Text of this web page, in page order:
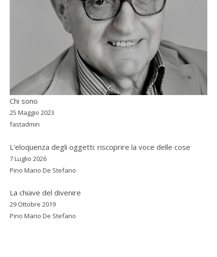
Chi sono
25 Maggio 2023
fastadmin
L'eloquenza degli oggetti: riscoprire la voce delle cose
7 Luglio 2026
Pino Mario De Stefano
La chiave del divenire
29 Ottobre 2019
Pino Mario De Stefano